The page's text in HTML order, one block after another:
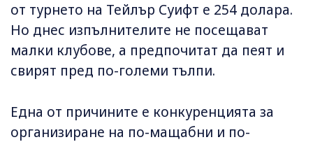
от турнето на Тейлър Суифт е 254 долара.
Но днес изпълнителите не посещават
малки клубове, а предпочитат да пеят и
свирят пред по-големи тълпи.
Една от причините е конкуренцията за
организиране на по-мащабни и по-